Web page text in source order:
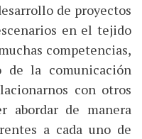
de proyectos
en el tejido
competencias,
de la comunicación
con otros
abordar de manera
a cada uno de